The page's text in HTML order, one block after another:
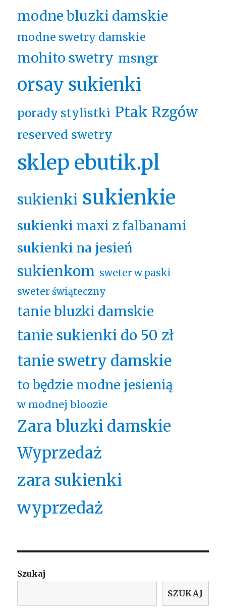
modne bluzki damskie
modne swetry damskie
mohito swetry msngr
orsay sukienki
porady stylistki Ptak Rzgów
reserved swetry
sklep ebutik.pl
sukienki sukienkie
sukienki maxi z falbanami
sukienki na jesień
sukienkom sweter w paski
sweter świąteczny
tanie bluzki damskie
tanie sukienki do 50 zł
tanie swetry damskie
to będzie modne jesienią
w modnej bloozie
Zara bluzki damskie
Wyprzedaż
zara sukienki
wyprzedaż
Szukaj
SZUKAJ